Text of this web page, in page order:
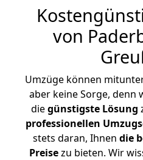
von
Umzüge können
aber keine Sorge, denn
diegünstigste Lösung
professionellen
stets daran, Ihnen die
Preisezu bieten. Wir